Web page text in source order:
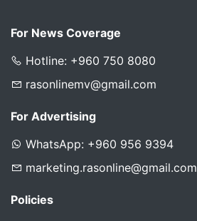
For News Coverage
Hotline: +960 750 8080
rasonlinemv@gmail.com
For Advertising
WhatsApp: +960 956 9394
marketing.rasonline@gmail.com
Policies